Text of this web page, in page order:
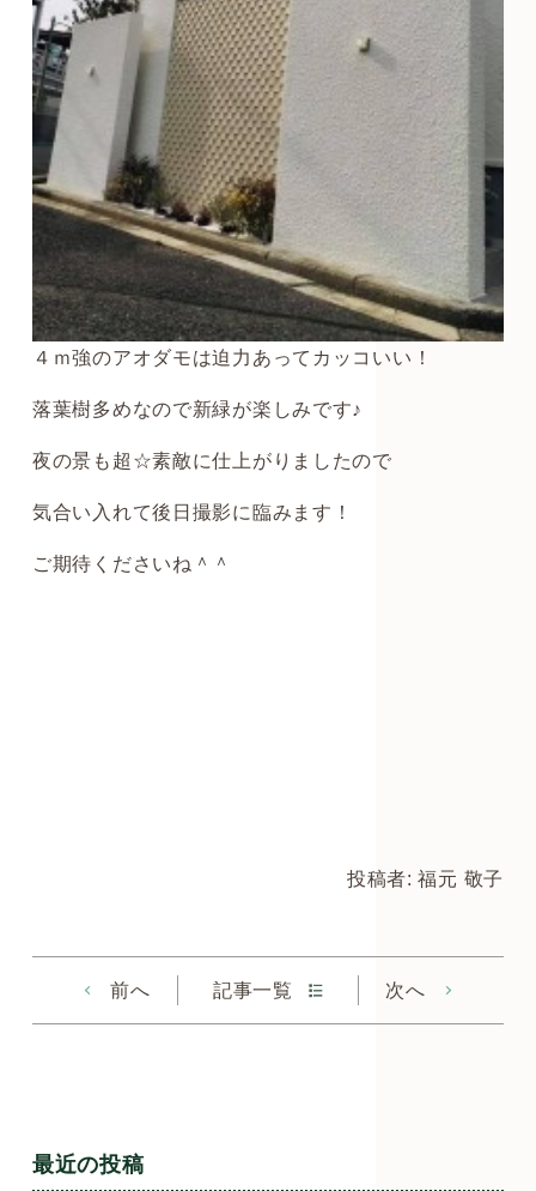
４ｍ強のアオダモは迫力あってカッコいい！
落葉樹多めなので新緑が楽しみです♪
夜の景も超☆素敵に仕上がりましたので
気合い入れて後日撮影に臨みます！
ご期待くださいね＾＾
投稿者: 福元 敬子
前へ 記事一覧 次へ
最近の投稿